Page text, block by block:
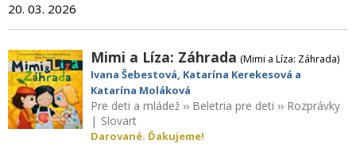
20. 03. 2026
Mimi a Líza: Záhrada (Mimi a Líza: Záhrada)
Ivana Šebestová, Katarína Kerekesová a
Katarína Moláková
Pre deti a mládež ›› Beletria pre deti ›› Rozprávky
| Slovart
Darované. Ďakujeme!